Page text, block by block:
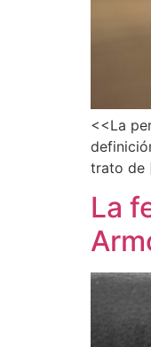
<<La
trato de
La